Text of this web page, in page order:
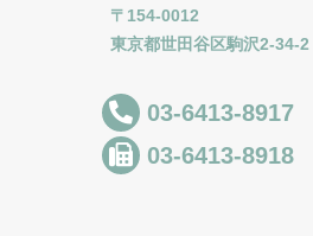
〒154-0012
東京都世田谷区駒沢2-34-2
03-6413-8917
03-6413-8918